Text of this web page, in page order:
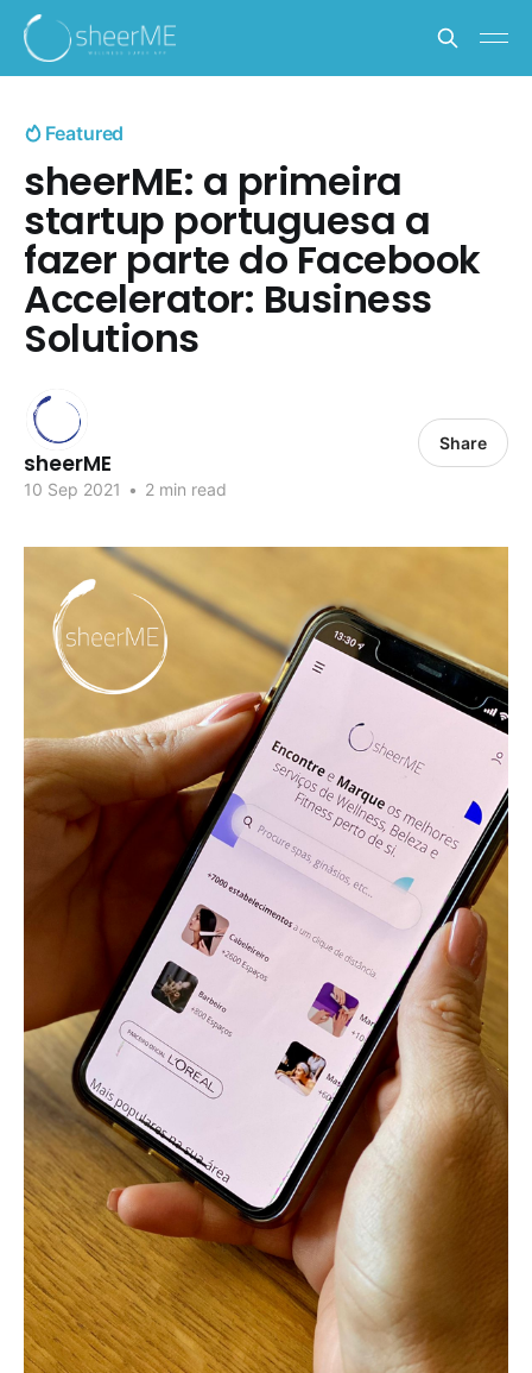
Featured
sheerME: a primeira
startup portuguesa a
fazer parte do Facebook
Accelerator: Business
Solutions
sheerME
10 Sep 2021 • 2 min read
Share